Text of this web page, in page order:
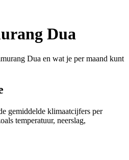
Dua
Dua en wat je per maand kunt
gemiddelde klimaatcijfers per
temperatuur, neerslag,